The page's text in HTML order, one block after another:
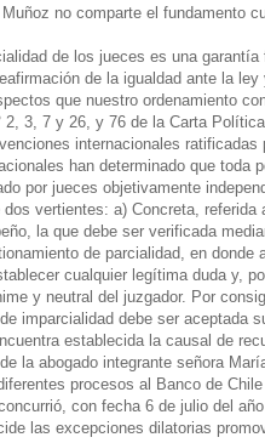
no comparte el fundamento
de los jueces es una
de la igualdad ante la
que nuestro ordenamiento
2, 3, 7 y 26, y 76 de la Carta
internacionales ratificadas
han determinado que toda
por jueces objetivamente
vertientes: a) Concreta,
la que debe ser verificada
de parcialidad, en
cualquier legítima duda y,
y neutral del juzgador. Por
imparcialidad debe ser aceptada
establecida la causal de
la abogado integrante señora
procesos al Banco de
con fecha 6 de julio del
las excepciones dilatorias